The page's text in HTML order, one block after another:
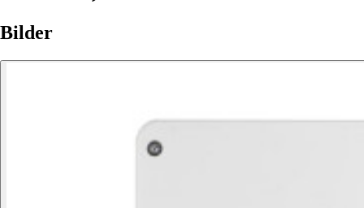
Bilder